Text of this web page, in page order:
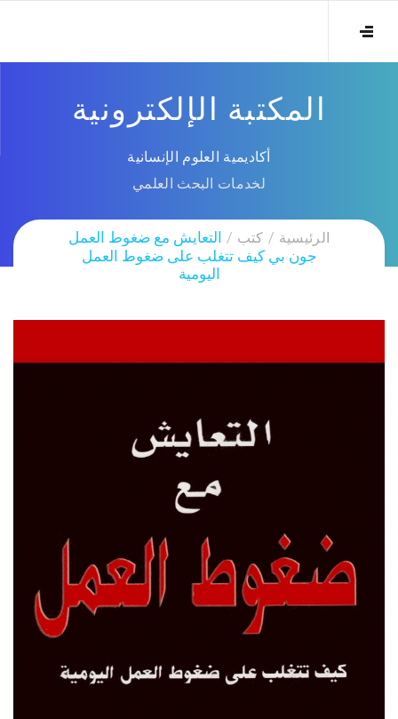
المكتبة الإلكترونية
أكاديمية العلوم الإنسانية
لخدمات البحث العلمي
الرئيسية كتب
التعايش مع ضغوط العمل
جون بي كيف تتغلب على ضغوط العمل
اليومية